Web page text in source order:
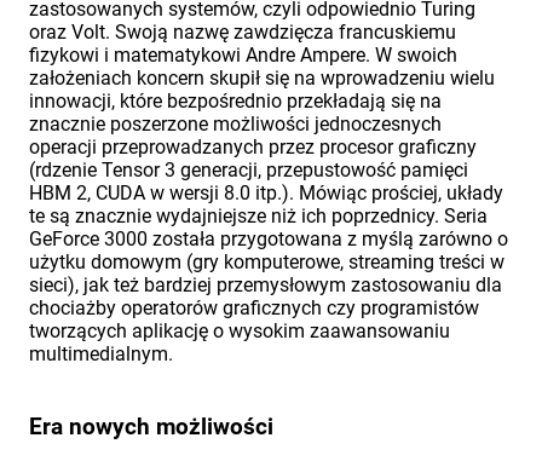
zastosowanych systemów, czyli odpowiednio Turing
oraz Volt. Swoją nazwę zawdzięcza francuskiemu
fizykowi i matematykowi Andre Ampere. W swoich
założeniach koncern skupił się na wprowadzeniu wielu
innowacji, które bezpośrednio przekładają się na
znacznie poszerzone możliwości jednoczesnych
operacji przeprowadzanych przez procesor graficzny
(rdzenie Tensor 3 generacji, przepustowość pamięci
HBM 2, CUDA w wersji 8.0 itp.). Mówiąc prościej, układy
te są znacznie wydajniejsze niż ich poprzednicy. Seria
GeForce 3000 została przygotowana z myślą zarówno o
użytku domowym (gry komputerowe, streaming treści w
sieci), jak też bardziej przemysłowym zastosowaniu dla
chociażby operatorów graficznych czy programistów
tworzących aplikację o wysokim zaawansowaniu
multimedialnym.
Era nowych możliwości